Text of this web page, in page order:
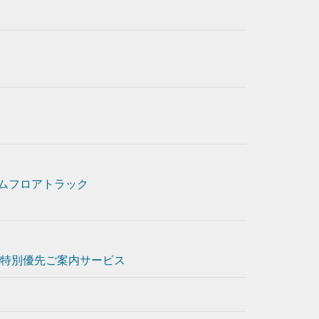
フロアトラック
特別優先ご案内サービス